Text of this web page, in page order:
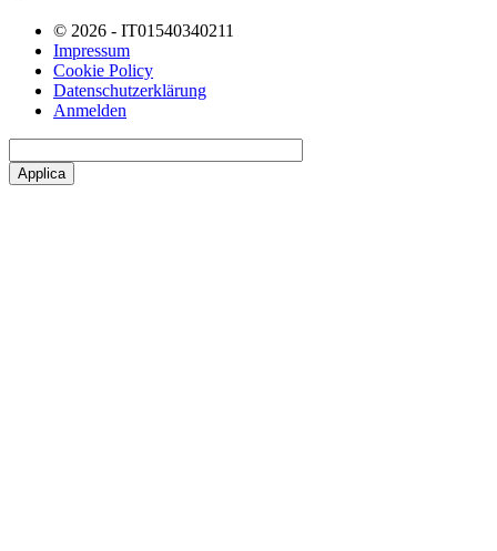
© 2026 - IT01540340211
Impressum
Cookie Policy
Datenschutzerklärung
Anmelden